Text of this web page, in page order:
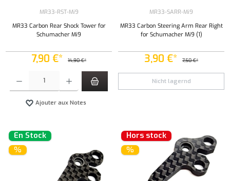
MR33-RST-Mi9
MR33 Carbon Rear Shock Tower for
Schumacher Mi9
7,90 €* 14,90 €*
Quantité de produit : Entrez la quantité souhaitée ou utilisez les boutons pour augmenter
Ajouter aux Notes
MR33-SARR-Mi9
MR33 Carbon Steering Arm Rear Right
for Schumacher Mi9 (1)
3,90 €* 7,50 €*
Nicht lagernd
En Stock
%
Hors stock
%